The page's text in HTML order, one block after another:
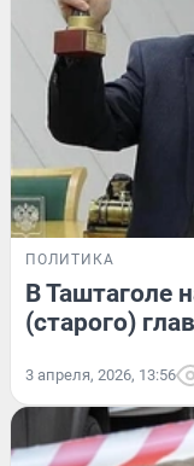
ПОЛИТИКА
В Таштаголе
(старого)
3 апреля, 2026, 13:56